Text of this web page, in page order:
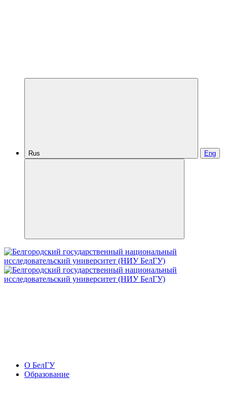
Rus Eng
О БелГУ
Образование